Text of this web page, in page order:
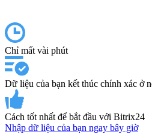
Chỉ mất vài phút
Dữ liệu của bạn kết thúc chính xác ở
Cách tốt nhất để bắt đầu với Bitrix24
Nhập dữ liệu của bạn ngay bây giờ